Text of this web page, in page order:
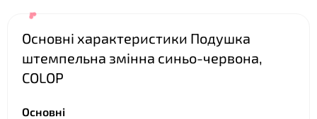
Основні характеристики Подушка
штемпельна змінна синьо-червона,
COLOP
Основні